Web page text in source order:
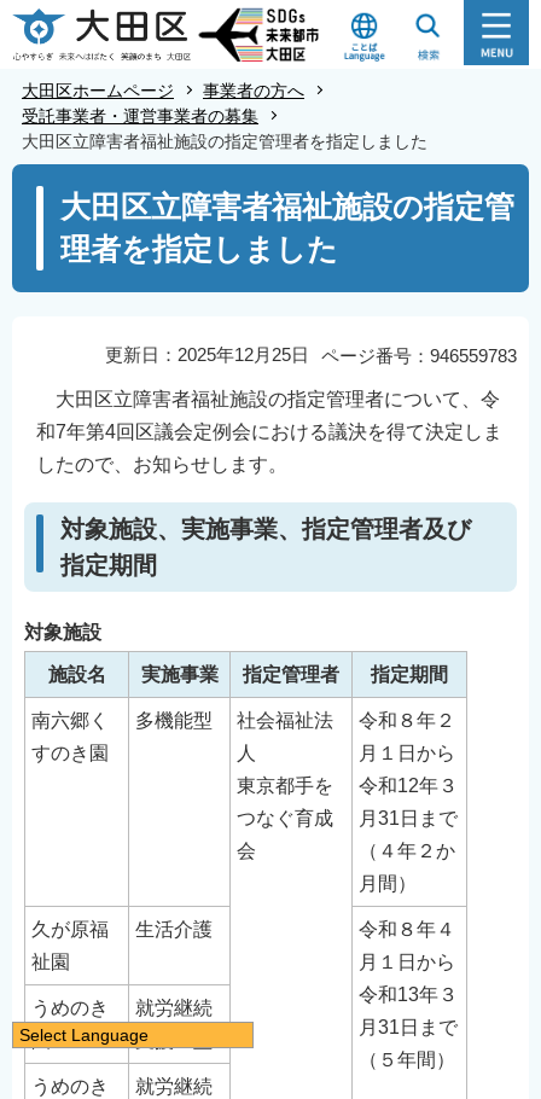
こ
の
の
大田区ホームページ
事業者の方へ
受託事業者・運営事業者の募集
大田区立障害者福祉施設の指定管理者を指定しました
大田区立障害者福祉施設の指定管
理者を指定しました
ページ番号：946559783
更新日：2025年12月25日
大田区立障害者福祉施設の指定管理者について、令
和7年第4回区議会定例会における議決を得て決定しま
したので、お知らせします。
対象施設、実施事業、指定管理者及び
指定期間
対象施設
施設名 実施事業 指定管理者 指定期間
南六郷く
すのき園
多機能型
社会福祉法
人
東京都手を
つなぐ育成
会
令和８年２
月１日から
令和12年３
月31日まで
（４年２か
月間）
久が原福
祉園
生活介護
令和８年４
月１日から
令和13年３
月31日まで
（５年間）
うめのき
園
就労継続
支援Ｂ型
うめのき
就労継続
Select Language
日本語